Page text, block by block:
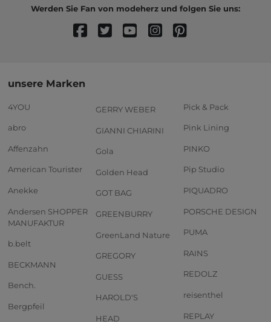
Werden Sie Fan von modeherz und folgen Sie uns:
unsere Marken
4YOU
abro
Affenzahn
American Tourister
Anekke
Andersen SHOPPER
MANUFAKTUR
b.belt
BECKMANN
Bench.
Bergpfeil
GERRY WEBER
GIANNI CHIARINI
Gola
Golden Head
GOT BAG
GREENBURRY
GreenLand Nature
GREGORY
GUESS
HAROLD'S
HEAD
Pick & Pack
Pink Lining
PINKO
Pip Studio
PIQUADRO
PORSCHE DESIGN
PUMA
RAINS
REDOLZ
reisenthel
REPLAY